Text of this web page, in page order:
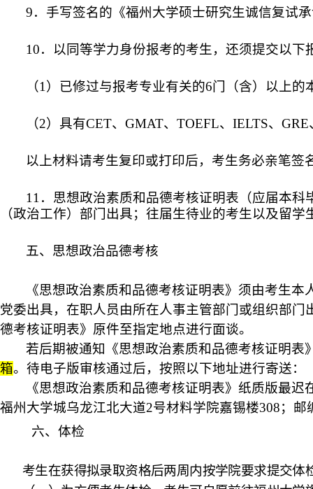
9．手写签名的《福州大学硕士研究生诚信复试
10．以同等学力身份报考的考生，还须提交以
（1）已修过与报考专业有关的6门（含）以上
（2）具有CET、GMAT、TOEFL、IELTS、
以上材料请考生复印或打印后，考生务必亲笔
11．思想政治素质和品德考核证明表（应届本
（政治工作）部门出具；往届生待业的考生以及留
五、思想政治品德考核
《思想政治素质和品德考核证明表》须由考生本
党委出具，在职人员由所在人事主管部门或组织部
德考核证明表》 原件至指定地点进行面谈。
若后期被通知《思想政治素质和品德考核证明表
箱。待电子版审核通过后，按照以下地址进行寄送：
《思想政治素质和品德考核证明表》 纸质版最迟
福州大学城乌龙江北大道2号材料学院嘉锡楼308；邮
六、体检
考生在获得拟录取资格后两周内按学院要求提交